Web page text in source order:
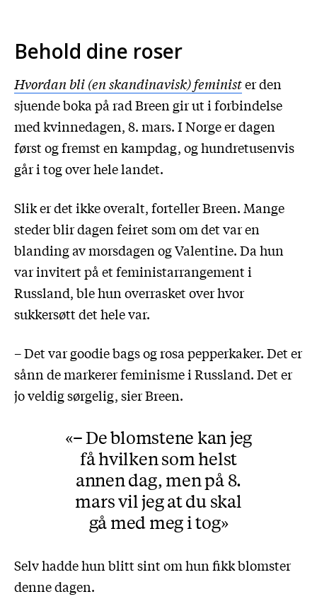
Behold dine roser
Hvordan bli (en skandinavisk) feminister den
sjuende boka på rad Breen gir ut i forbindelse
med kvinnedagen, 8. mars. I Norge er dagen
først og fremst en kampdag, og hundretusenvis
går i tog over hele landet.
Slik er det ikke overalt, forteller Breen. Mange
steder blir dagen feiret som om det var en
blanding av morsdagen og Valentine. Da hun
var invitert på et feministarrangement i
Russland, ble hun overrasket over hvor
sukkersøtt det hele var.
– Det var goodie bags og rosa pepperkaker. Det er
sånn de markerer feminisme i Russland. Det er
jo veldig sørgelig, sier Breen.
– De blomstene kan jeg
få hvilken som helst
annen dag, men på 8.
mars vil jeg at du skal
gå med meg i tog
Selv hadde hun blitt sint om hun fikk blomster
denne dagen.